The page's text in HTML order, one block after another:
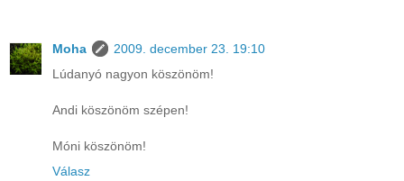
Moha
2009. december 23. 19:10
Lúdanyó nagyon köszönöm!
Andi köszönöm szépen!
Móni köszönöm!
Válasz